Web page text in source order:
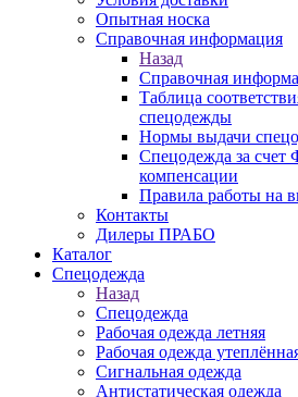
Опытная носка
Справочная информация
Назад
Справочная
Таблица
спецодежды
Нормы выдачи
Спецодежда за
компенсации
Правила работы на
Контакты
Дилеры ПРАБО
Каталог
Спецодежда
Назад
Спецодежда
Рабочая одежда летняя
Рабочая одежда
Сигнальная одежда
Антистатическая одежда